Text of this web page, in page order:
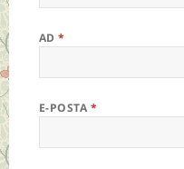
AD*
E-POSTA *